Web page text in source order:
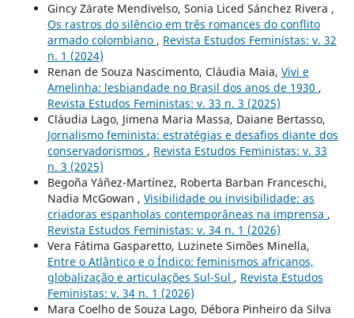
Gincy Zárate Mendivelso, Sonia Liced Sánchez Rivera ,
Os rastros do silêncio em três romances do conflito
armado colombiano , Revista Estudos Feministas: v. 32
n. 1 (2024)
Renan de Souza Nascimento, Cláudia Maia, Vivi e
Amelinha: lesbiandade no Brasil dos anos de 1930 ,
Revista Estudos Feministas: v. 33 n. 3 (2025)
Cláudia Lago, Jimena Maria Massa, Daiane Bertasso,
Jornalismo feminista: estratégias e desafios diante dos
conservadorismos , Revista Estudos Feministas: v. 33
n. 3 (2025)
Begoña Yáñez-Martínez, Roberta Barban Franceschi,
Nadia McGowan , Visibilidade ou invisibilidade: as
criadoras espanholas contemporâneas na imprensa ,
Revista Estudos Feministas: v. 34 n. 1 (2026)
Vera Fátima Gasparetto, Luzinete Simões Minella,
Entre o Atlântico e o Índico: feminismos africanos,
globalização e articulações Sul-Sul , Revista Estudos
Feministas: v. 34 n. 1 (2026)
Mara Coelho de Souza Lago, Débora Pinheiro da Silva